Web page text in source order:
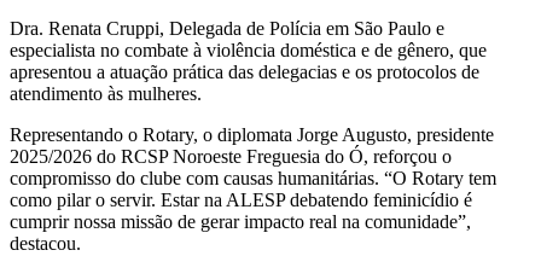
Dra. Renata Cruppi, Delegada de Polícia em São Paulo e
especialista no combate à violência doméstica e de gênero, que
apresentou a atuação prática das delegacias e os protocolos de
atendimento às mulheres.
Representando o Rotary, o diplomata Jorge Augusto, presidente
2025/2026 do RCSP Noroeste Freguesia do Ó, reforçou o
compromisso do clube com causas humanitárias. “O Rotary tem
como pilar o servir. Estar na ALESP debatendo feminicídio é
cumprir nossa missão de gerar impacto real na comunidade”,
destacou.